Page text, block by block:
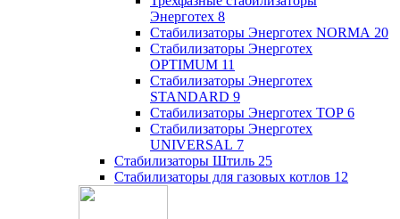
Энерготех 8
Стабилизаторы Энерготех NORMA 20
Стабилизаторы Энерготех
OPTIMUM 11
Стабилизаторы Энерготех
STANDARD 9
Стабилизаторы Энерготех TOP 6
Стабилизаторы Энерготех
UNIVERSAL 7
Стабилизаторы Штиль 25
Стабилизаторы для газовых котлов 12